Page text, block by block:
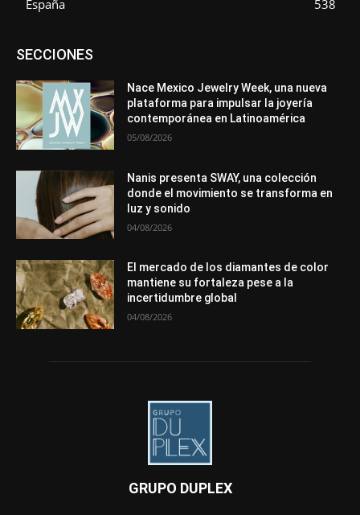
España
538
SECCIONESAsociaciones
Entrevistas
Mundo Técnico
Novedades Opiniones
Perspectiva
Premios
Secciones Sin categoría
Sucesos
Más
Nace Mexico Jewelry Week, una nueva
plataforma para impulsar la joyería
contemporánea en Latinoamérica
05/08/2026
Nanis presenta SWAY, una colección
donde el movimiento se transforma en
luz y sonido
04/08/2026
El mercado de los diamantes de color
mantiene su fortaleza pese a la
incertidumbre global
04/08/2026
GRUPO DUPLEX